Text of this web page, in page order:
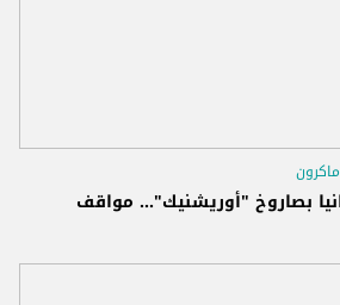
بصاروخ "أوريشنيك"... مواقف